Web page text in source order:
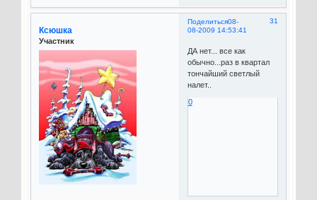
Поделиться 31
08-
08-2009 14:53:41
Ксюшка
Участник
ДА нет... все как
обычно...раз в квартал
тончайший светлый
налет..
0